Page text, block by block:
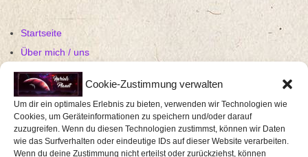
Cookie-Zustimmung verwalten
Um dir ein optimales Erlebnis zu bieten, verwenden wir Technologien wie
Cookies, um Geräteinformationen zu speichern und/oder darauf
zuzugreifen. Wenn du diesen Technologien zustimmst, können wir Daten
wie das Surfverhalten oder eindeutige IDs auf dieser Website verarbeiten.
Wenn du deine Zustimmung nicht erteilst oder zurückziehst, können
Startseite
Über mich / uns
Media Kit
Events
Eventberichte
Rezensionen
Gaming